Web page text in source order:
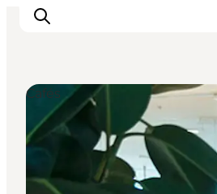
Sehen und erleben
Veranstaltungen
Städte und Regionen
Cafés